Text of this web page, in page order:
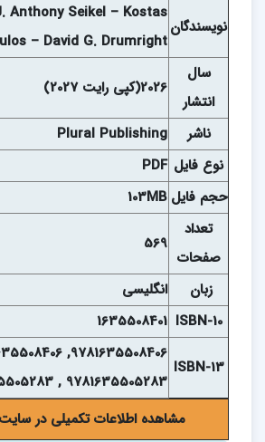
نويسندگان
Anthony Seikel – Kostas
– David G. Drumright
سال
انتشار
2026(کپی رایت 2027)
ناشر
Plural Publishing
نوع فايل PDF
حجم فايل 103MB
تعداد
صفحات
569
زبان
انگلیسی
ISBN-10
1635508401
ISBN-13
9781635505283 , 978-1635505283
مشاهده اطلاعات تکمیلی در